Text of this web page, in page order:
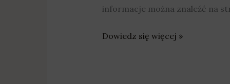
informacje można znaleźć na
Dowiedz się więcej »